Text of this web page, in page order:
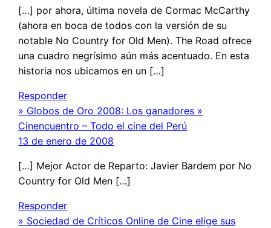
[…] por ahora, última novela de Cormac McCarthy
(ahora en boca de todos con la versión de su
notable No Country for Old Men). The Road ofrece
una cuadro negrísimo aún más acentuado. En esta
historia nos ubicamos en un […]
Responder
» Globos de Oro 2008: Los ganadores »
Cinencuentro – Todo el cine del Perú
13 de enero de 2008
[…] Mejor Actor de Reparto: Javier Bardem por No
Country for Old Men […]
Responder
» Sociedad de Críticos Online de Cine elige sus